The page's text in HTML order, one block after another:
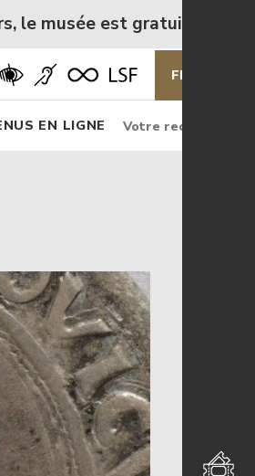
est gratuit de mercredi
FR
EN LIGNE Rechercher
Rechercher
sur